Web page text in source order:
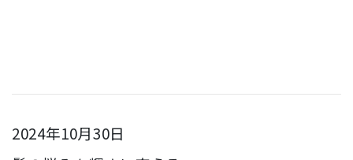
2024年10月30日